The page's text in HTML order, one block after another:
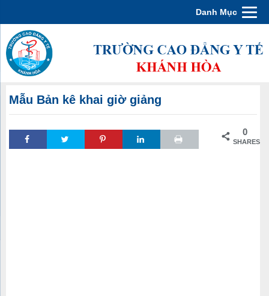
Danh Mục
Mẫu Bản kê khai giờ giảng
0
SHARES